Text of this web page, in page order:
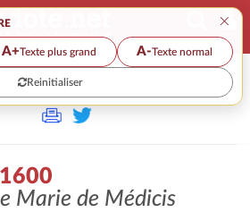
×
A+Texte plus grand A-Texte normal
Reinitialiser
Marie de Médicis